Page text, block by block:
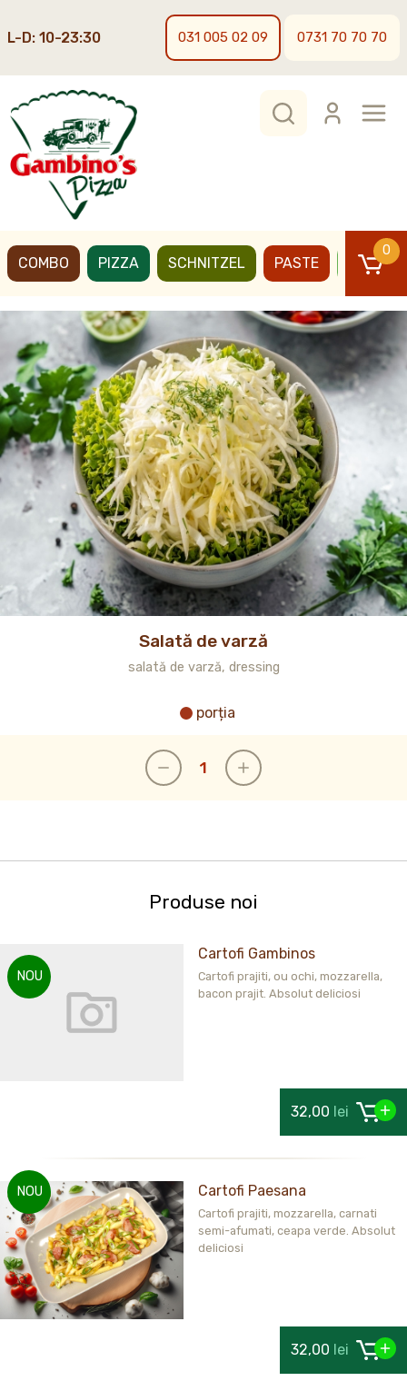
L-D: 10-23:30 031 005 02 09 0731 70 70 70
COMBO PIZZA SCHNITZEL PASTE BURGERI
0
Salată de varză
salată de varză, dressing
porția
Produse noi
NOU
Cartofi Gambinos
Cartofi prajiti, ou ochi, mozzarella,
bacon prajit. Absolut deliciosi
32,00 lei
NOU Cartofi Paesana
Cartofi prajiti, mozzarella, carnati
semi-afumati, ceapa verde. Absolut
deliciosi
32,00 lei